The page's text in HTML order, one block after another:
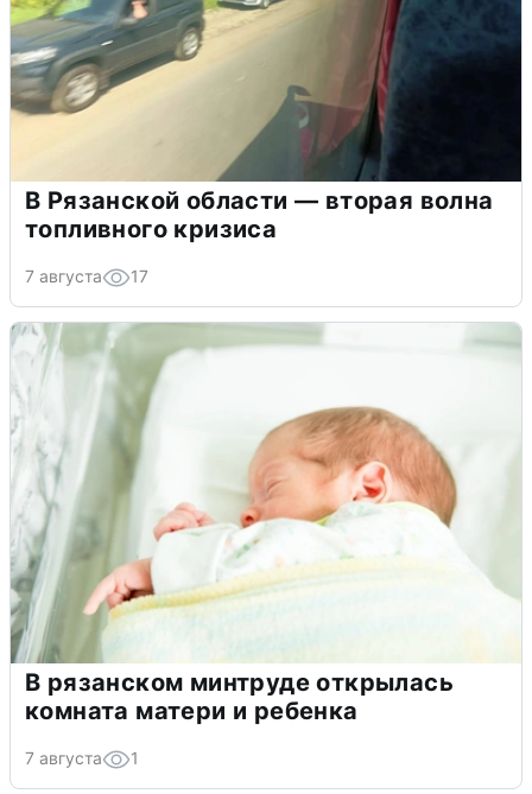
В Рязанской области — вторая волна
топливного кризиса
7 августа 17
В рязанском минтруде открылась
комната матери и ребенка
7 августа 1